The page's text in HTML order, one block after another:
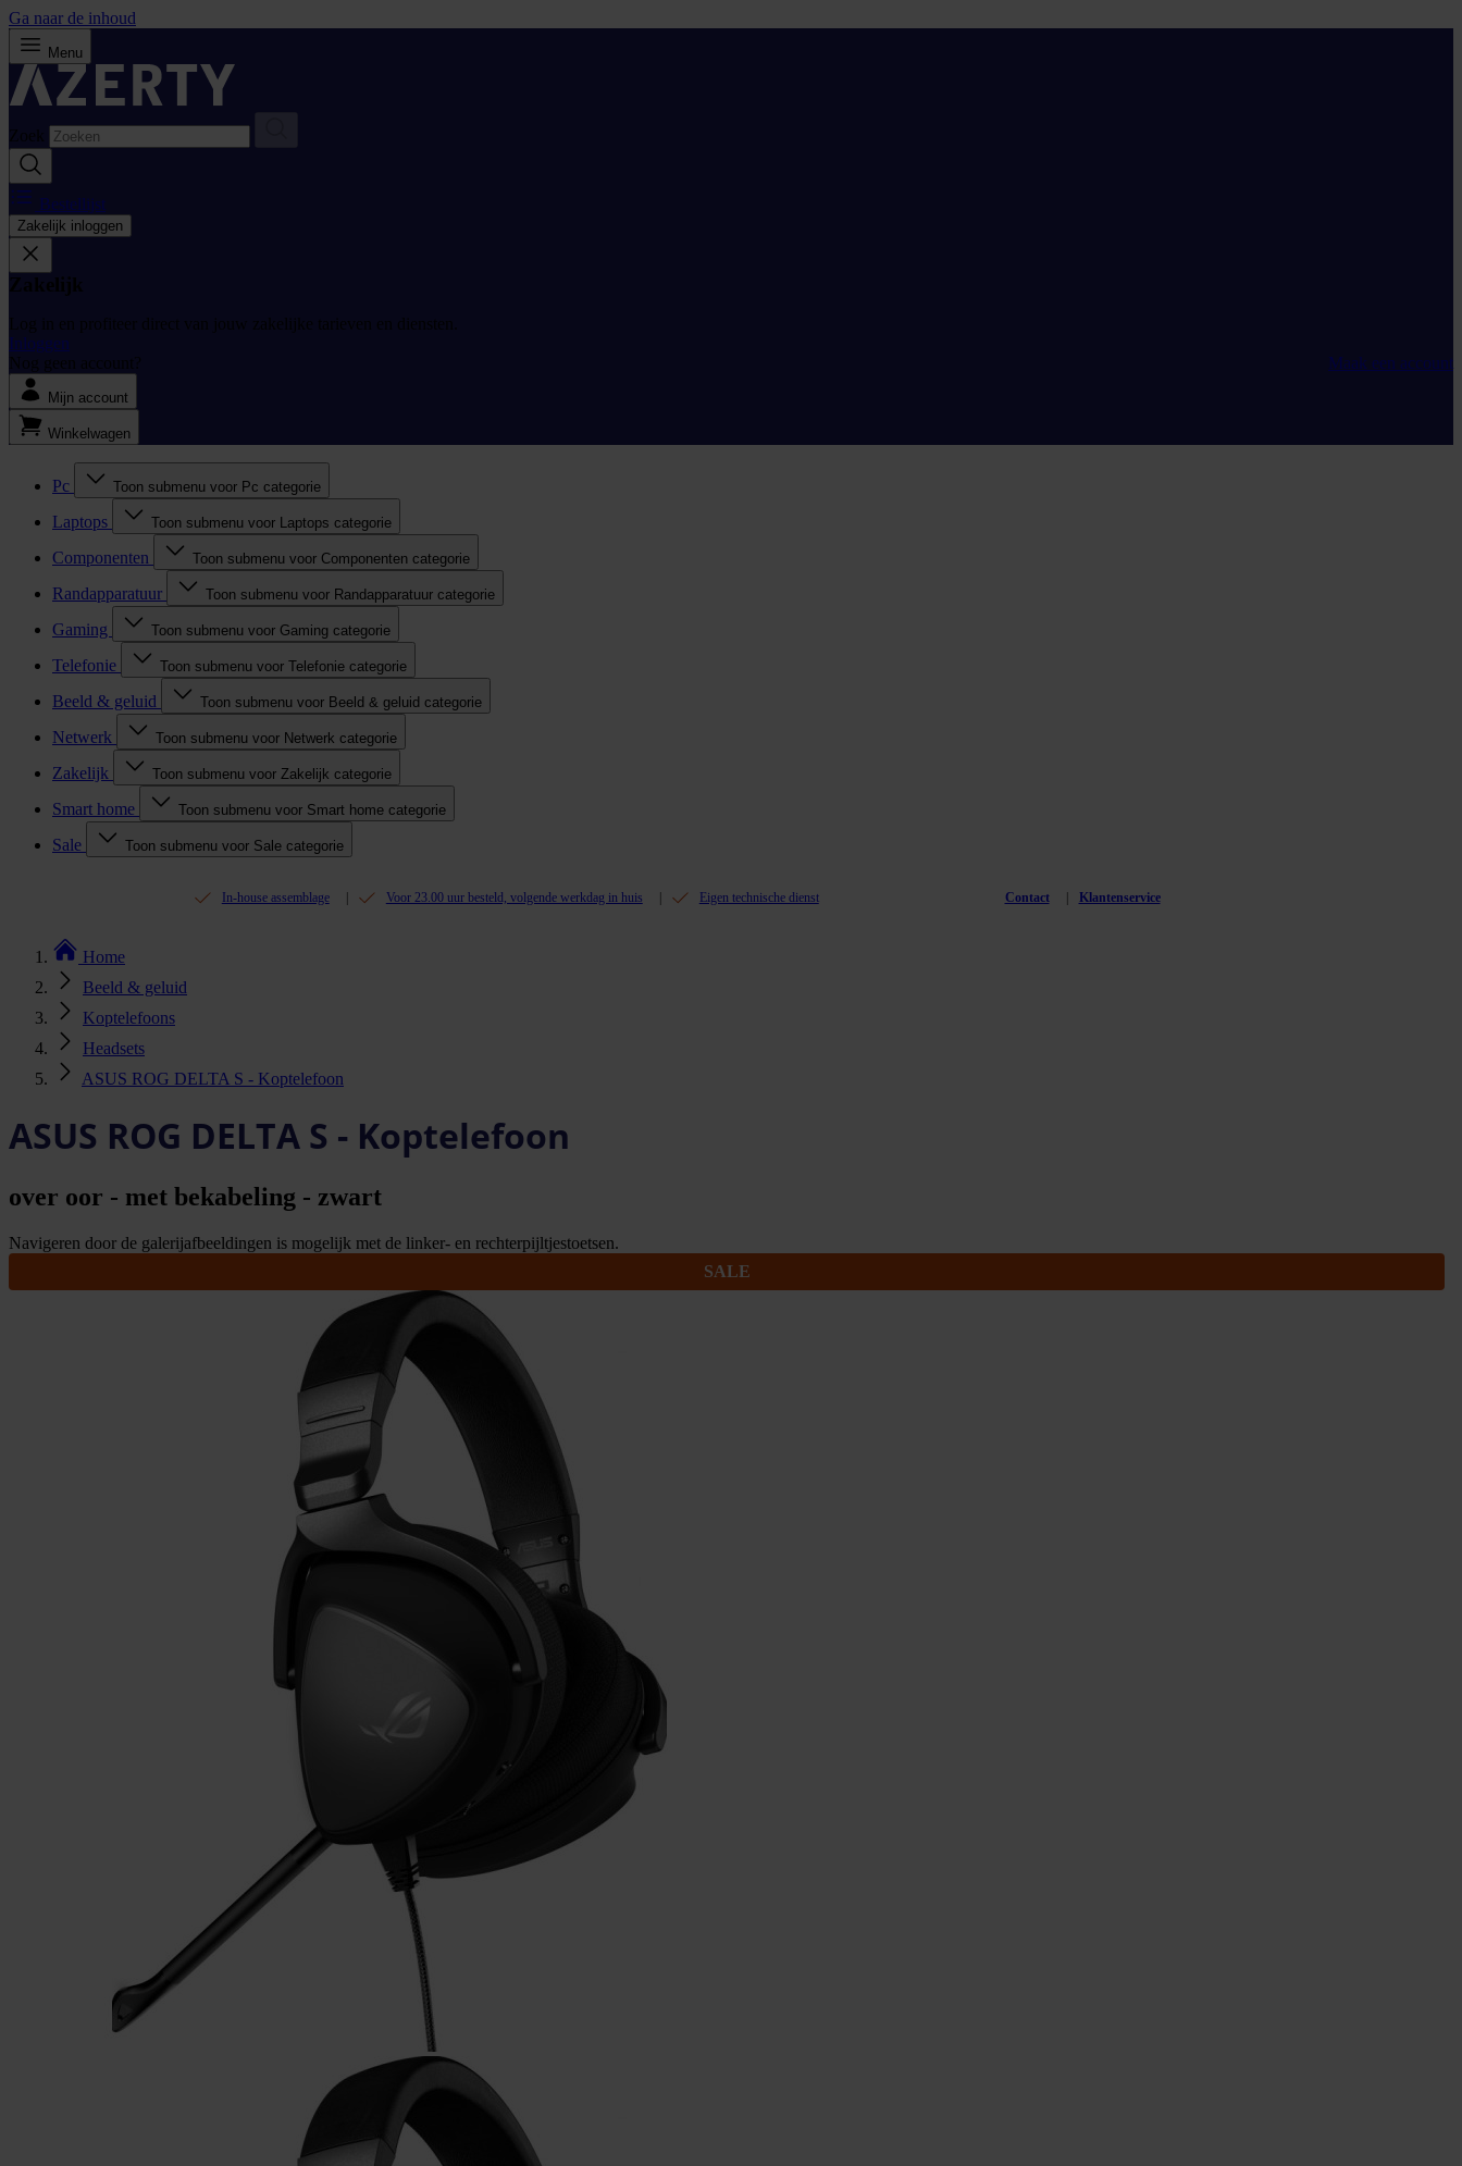
Ga naar de inhoud
Menu
Zoek
Bestellijst
Zakelijk inloggen
Zakelijk
Log in en profiteer direct van jouw zakelijke tarieven en diensten.
Inloggen
Nog geen account?
Maak een account
Mijn account
Winkelwagen
Pc Toon submenu voor Pc categorie
Laptops Toon submenu voor Laptops categorie
Componenten Toon submenu voor Componenten categorie
Randapparatuur Toon submenu voor Randapparatuur categorie
Gaming Toon submenu voor Gaming categorie
Telefonie Toon submenu voor Telefonie categorie
Beeld & geluid Toon submenu voor Beeld & geluid categorie
Netwerk Toon submenu voor Netwerk categorie
Zakelijk Toon submenu voor Zakelijk categorie
Smart home Toon submenu voor Smart home categorie
Sale Toon submenu voor Sale categorie
In-house assemblage Voor 23.00 uur besteld, volgende werkdag in huis Eigen technische dienst Contact Klantenservice
Home
Beeld & geluid
Koptelefoons
Headsets
ASUS ROG DELTA S - Koptelefoon
ASUS ROG DELTA S - Koptelefoon
over oor - met bekabeling - zwart
Navigeren door de galerijafbeeldingen is mogelijk met de linker- en rechterpijltjestoetsen.
SALE